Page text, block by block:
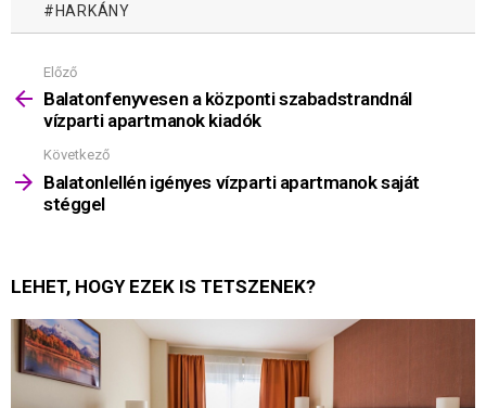
HARKÁNY
Mutass
többet
Előző
Balatonfenyvesen a központi szabadstrandnál
vízparti apartmanok kiadók
Következő
Balatonlellén igényes vízparti apartmanok saját
stéggel
LEHET, HOGY EZEK IS TETSZENEK?